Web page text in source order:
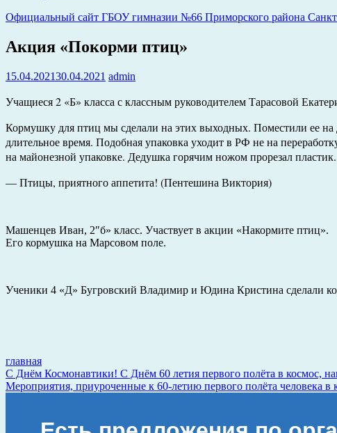
Официальный сайт ГБОУ гимназии №66 Приморского района
Акция «Покорми птиц»
15.04.202130.04.2021 admin
Учащиеся 2 «Б» класса с классным руководителем Тарасовой
Кормушку для птиц мы сделали на этих выходных. Поместили ее на
длительное время. Подобная упаковка уходит в РФ не на
на майонезной упаковке. Дедушка горячим ножом прорезал пластик.
— Птицы, приятного аппетита! (Пентешина Виктория)
Машенцев Иван, 2″б» класс. Участвует в акции «Накормите птиц».
Его кормушка на Марсовом поле.
Ученики 4 «Д» Бугровский Владимир и Юдина Кристина сделали
главная
Навигация
по
С Днём Космонавтики! С Днём 60 летия первого полёта в космос,
Мероприятия, приуроченные к 60-летию первого полёта человека в